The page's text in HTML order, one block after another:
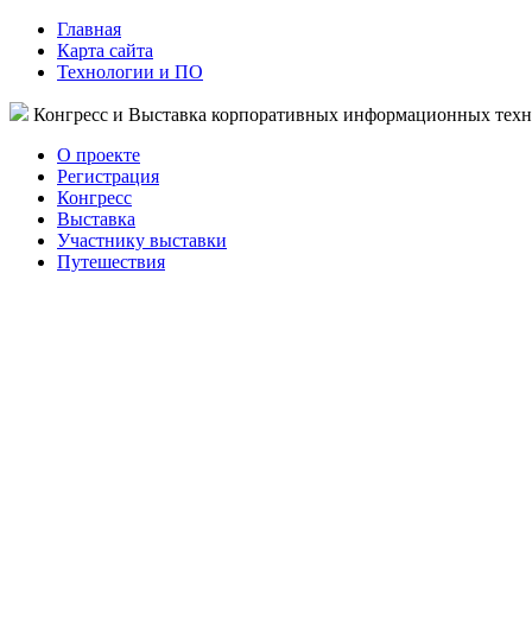
Главная
Карта сайта
Технологии и ПО
Конгресс и Выставка корпоративных информационных
О проекте
Регистрация
Конгресс
Выставка
Участнику выставки
Путешествия